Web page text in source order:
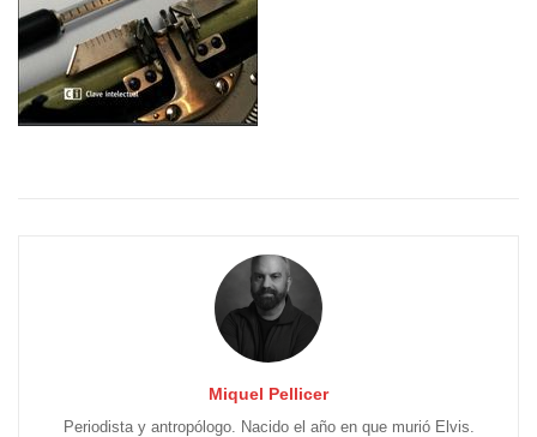
Miquel Pellicer
Periodista y antropólogo. Nacido el año en que murió Elvis.